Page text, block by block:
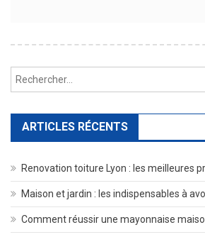
ARTICLES RÉCENTS
Renovation toiture Lyon : les meilleures
Maison et jardin : les indispensables à
Comment réussir une mayonnaise